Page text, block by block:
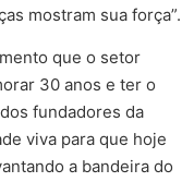
mostram sua força”.
que o setor
30 anos e ter o
fundadores da
viva para que hoje
a bandeira do